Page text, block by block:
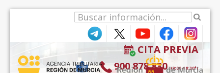
CITA PREVIA
900 878 830 (9:00-18:30*)